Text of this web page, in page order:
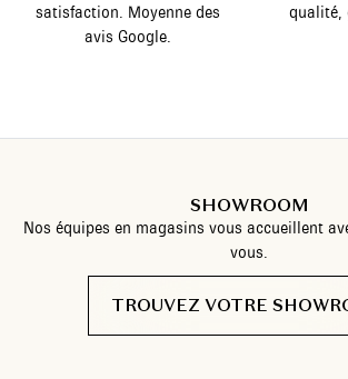
satisfaction. Moyenne des
avis Google.
qualité,
SHOWROOM
Nos équipes en magasins vous accueillent
vous.
TROUVEZ VOTRE